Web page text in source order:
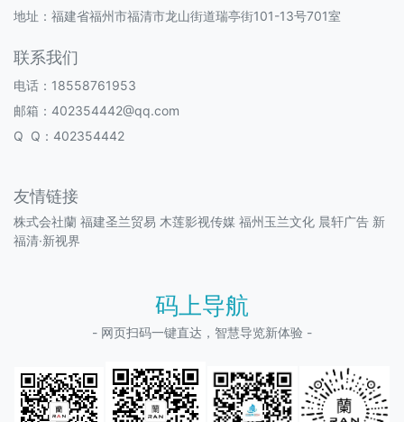
地址：福建省福州市福清市龙山街道瑞亭街101-13号701室
联系我们
电话：18558761953
邮箱：402354442@qq.com
Q Q：402354442
友情链接
株式会社蘭 福建圣兰贸易 木莲影视传媒 福州玉兰文化 晨轩广告 新
福清·新视界
码上导航
- 网页扫码一键直达，智慧导览新体验 -